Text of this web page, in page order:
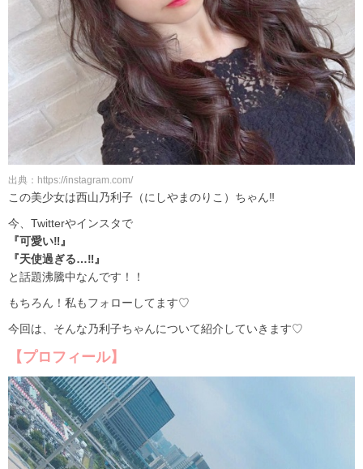
出典：https://instagram.com/
この美少女は西山乃利子（にしやまのりこ）ちゃん‼
今、Twitterやインスタで
『可愛い‼』
『天使過ぎる…‼』
と話題沸騰中なんです！！
もちろん！私もフォローしてます♡
今回は、そんな乃利子ちゃんについて紹介していきます♡
【プロフィール】